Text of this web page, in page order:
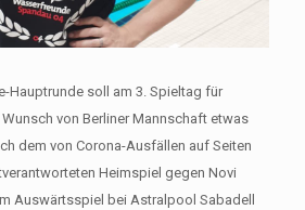
Hauptrunde soll am 3. Spieltag für
von Berliner Mannschaft etwas
dem von Corona-Ausfällen auf Seiten
Heimspiel gegen Novi
Auswärtsspiel bei Astralpool Sabadell